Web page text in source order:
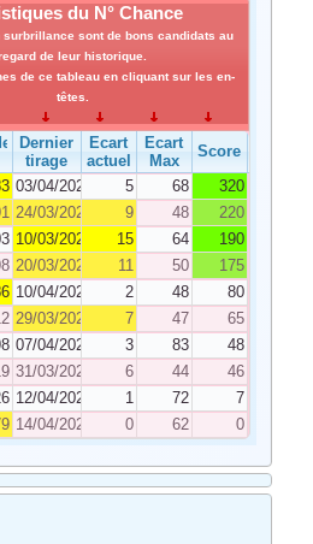
du N° Chance
sont de bons candidats au
de leur historique.
de ce tableau en cliquant sur les en-
têtes.
Dernier
tirage
Ecart
actuel
Ecart
Max
Score
03/04/2021 5 68
320
24/03/2021 9 48
220
10/03/2021 15 64
190
20/03/2021 11 50
175
10/04/2021 2 48
80
29/03/2021 7 47
65
07/04/2021 3 83
48
31/03/2021 6 44
46
12/04/2021 1 72
7
14/04/2021 0 62 0